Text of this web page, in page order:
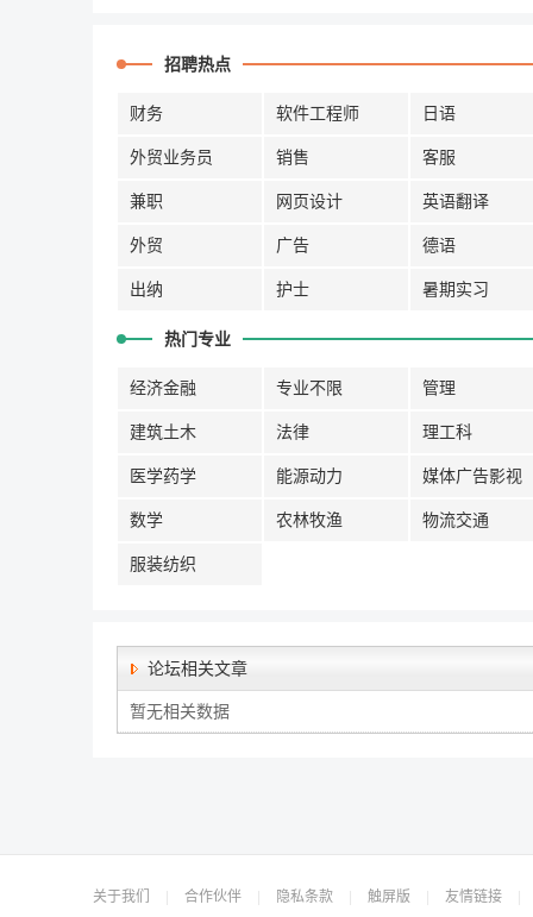
招聘热点
财务 软件工程师 日语
外贸业务员 销售 客服
兼职 网页设计 英语翻译
外贸 广告 德语
出纳 护士 暑期实习
热门专业
经济金融 专业不限 管理
建筑土木 法律 理工科
医学药学 能源动力 媒体广告影视
数学 农林牧渔 物流交通
服装纺织
论坛相关文章
暂无相关数据
关于我们 合作伙伴 隐私条款 触屏版 友情链接